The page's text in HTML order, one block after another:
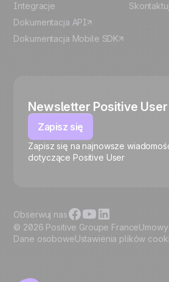
🍪
Zarządzaj
Integracje
Dokumentacja API
Dokumentacja Mobile SDK
Newsletter Positive User
Zapisz się
Zapisz się na najnowsze
dotyczące Positive User
© 2026 Positive Groupe FranceUmowy
Dane osoboweUstawienia plików
Obserwuj nas